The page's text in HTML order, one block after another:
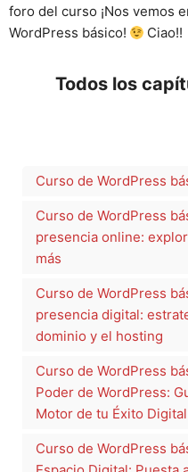
foro del curso ¡Nos vemos
WordPress básico!
Ciao!!
Todos los
Curso de WordPress
Curso de WordPress
presencia online:
más
Curso de WordPress
presencia digital:
dominio y el hosting
Curso de WordPress
Poder de WordPress:
Motor de tu Éxito Digital
Curso de WordPress